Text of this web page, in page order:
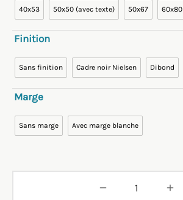
40x53 50x50 (avec texte) 50x67 60x80
Finition
Sans finition Cadre noir Nielsen Dibond
Marge
Sans marge Avec marge blanche